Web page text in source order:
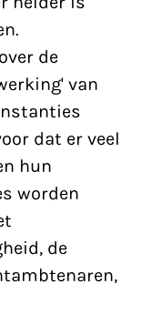
de
van
dat er veel
hun
worden
de